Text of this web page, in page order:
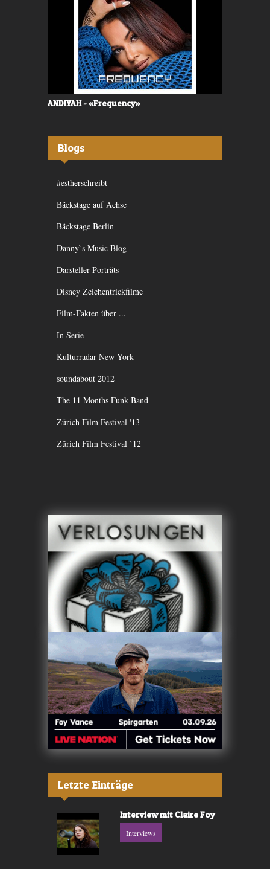
ANDIYAH - «Frequency»
Blogs
#estherschreibt
Bäckstage auf Achse
Bäckstage Berlin
Danny`s Music Blog
Darsteller-Porträts
Disney Zeichentrickfilme
Film-Fakten über ...
In Serie
Kulturradar New York
soundabout 2012
The 11 Months Funk Band
Zürich Film Festival '13
Zürich Film Festival `12
Letzte Einträge
Interview mit Claire Foy
Interviews